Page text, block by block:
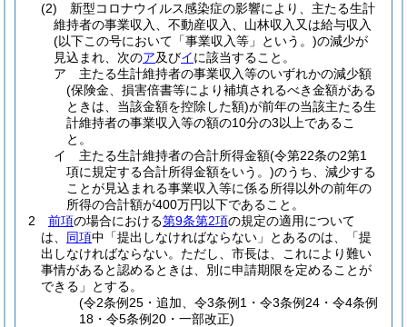
(2)
新型コロナウイルス感染症の影響により、主たる生計
維持者の事業収入、不動産収入、山林収入又は給与収入
(以下この号において「事業収入等」という。)の減少が
見込まれ、次のア及びイに該当すること。
ア
主たる生計維持者の事業収入等のいずれかの減少額
(保険金、損害倍書等により補填されるべき金額がある
ときは、当該金額を控除した額)が前年の当該主たる生
計維持者の事業収入等の額の10分の3以上であるこ
と。
イ
主たる生計維持者の合計所得金額(令第22条の2第1
項に規定する合計所得金額をいう。)のうち、減少する
ことが見込まれる事業収入等に係る所得以外の前年の
所得の合計額が400万円以下であること。
2
前項の場合における第9条第2項の規定の適用について
は、 同項中「提出しなければならない」とあるのは、「提
出しなければならない。ただし、市長は、これにより難い
事情があると認めるときは、別に申請期限を定めることが
できる」とする。
(令2条例25・追加、令3条例1・令3条例24・令4条例
18・令5条例20・一部改正)